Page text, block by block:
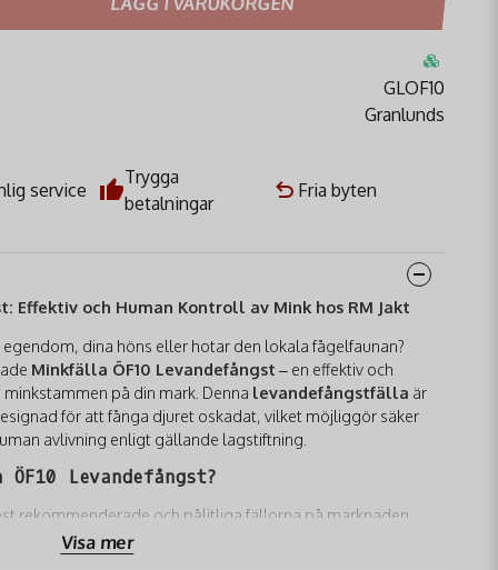
GLOF10
Granlunds
service
Trygga
betalningar
Fria byten
Effektiv och Human Kontroll av Mink hos RM Jakt
dina höns eller hotar den lokala fågelfaunan?
Minkfälla ÖF10 Levandefångst – en effektiv och
på din mark. Denna levandefångstfälla är
för att fånga djuret oskadat, vilket möjliggör säker
avlivning enligt gällande lagstiftning.
Levandefångst?
rekommenderade och pålitliga fällorna på marknaden
konstruktion erbjuder flera fördelar för den ansvarsfulle
Visa mer